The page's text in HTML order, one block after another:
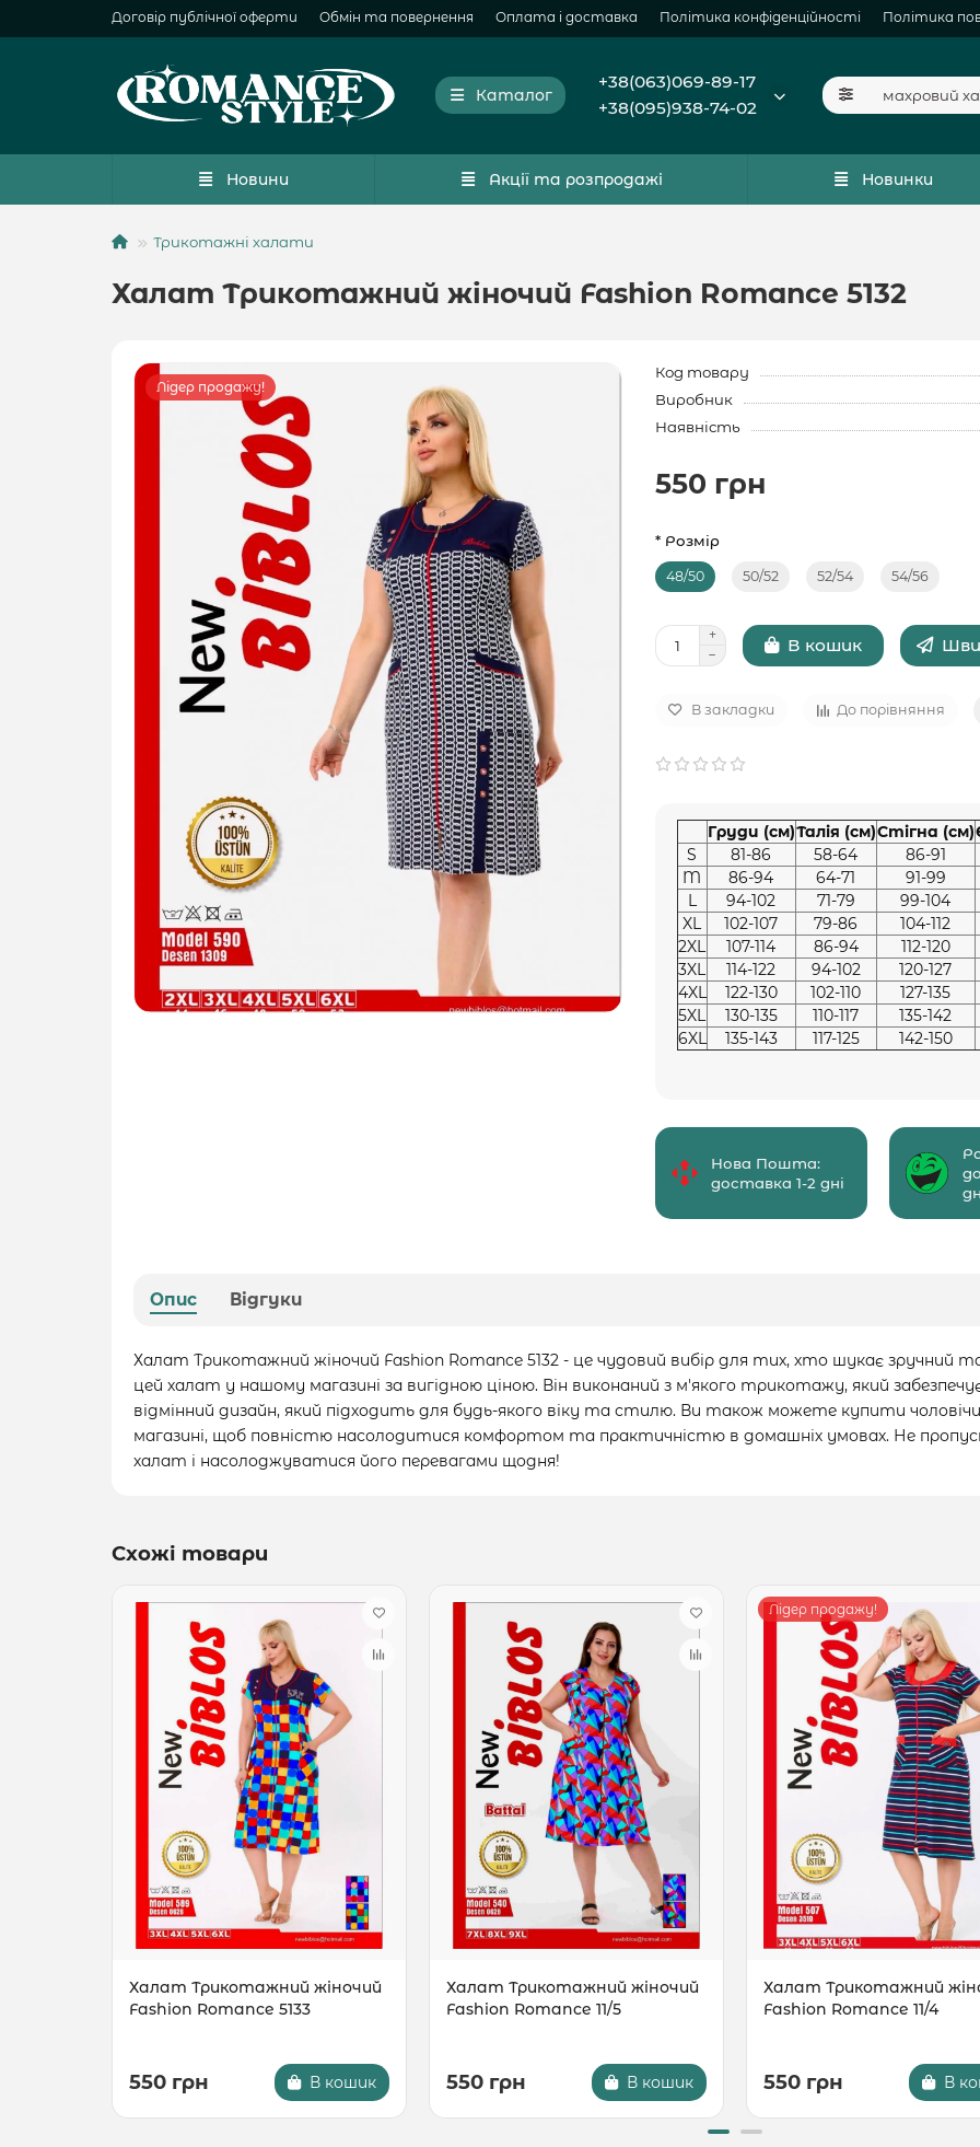
Договір публічної оферти Обмін та повернення Оплата і доставка Політика конфіденційності Політика
Каталог
+38(063)069-89-17
+38(095)938-74-02
Новини Акції та розпродажі Новинки
Трикотажні халати
Халат Трикотажний жіночий Fashion Romance 5132
Лідер продажу!
Код товару
Виробник
Наявність
550 грн
* Розмір
48/50 50/52 52/54 54/56
В кошик
В закладки До порівняння
Груди (см)Талія (см)Стігна (см)
S
81-86 58-64 86-91
M
86-94 64-71 91-99
L
94-102 71-79 99-104
XL
102-107 79-86 104-112
2XL
107-114 86-94 112-120
3XL
114-122 94-102 120-127
4XL
122-130 102-110 127-135
5XL
130-135 110-117 135-142
6XL
135-143 117-125 142-150
Нова Пошта:
доставка 1-2 дні
Опис Відгуки
Халат Трикотажний жіночий Fashion Romance 5132 - це чудовий вибір для тих, хто шукає
цей халат у нашому магазині за вигідною ціною. Він виконаний з м'якого трикотажу, який
відмінний дизайн, який підходить для будь-якого віку та стилю. Ви також можете купити
магазині, щоб повністю насолодитися комфортом та практичністю в домашніх умовах. Не
халат і насолоджуватися його перевагами щодня!
Схожі товари
Халат Трикотажний жіночий
Fashion Romance 5133
550 грн В кошик
Халат Трикотажний жіночий
Fashion Romance 11/5
550 грн В кошик
Лідер продажу!
Халат Трикотажний
Fashion Romance 11/4
550 грн В